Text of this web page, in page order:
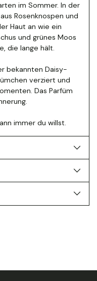
im Sommer. In der
Rosenknospen und
Haut an wie ein
und grünes Moos
die lange hält.
bekannten Daisy-
verziert und
Das Parfüm
immer du willst.